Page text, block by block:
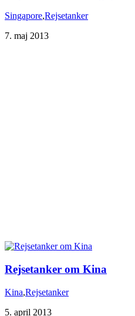
Singapore,Rejsetanker
7. maj 2013
Rejsetanker om Kina
Kina,Rejsetanker
5. april 2013